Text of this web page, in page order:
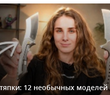
12 необычных моделей